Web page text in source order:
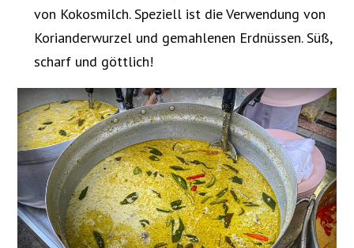
von Kokosmilch. Speziell ist die Verwendung von
Korianderwurzel und gemahlenen Erdnüssen. Süß,
scharf und göttlich!